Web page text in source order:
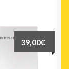
39,00€